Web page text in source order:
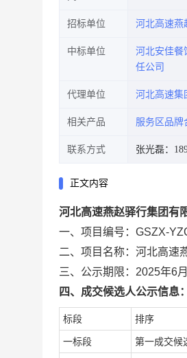
招标单位 河北高速燕
中标单位 河北安佳餐
任公司
代理单位 河北高速集
相关产品 服务区品牌
联系方式 张光磊：
正文内容
河北高速燕赵驿行集团有
一、项目编号：GSZX-
二、项目名称：河北高速
三、公示期限：2025年6
四、成交候选人公示信息：
标段 排序
一标段 第一成交候